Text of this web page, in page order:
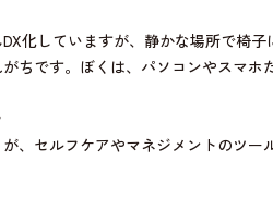
化していますが、静かな場所で椅
ちです。ぼくは、パソコンやスマ
、セルフケアやマネジメントのツー